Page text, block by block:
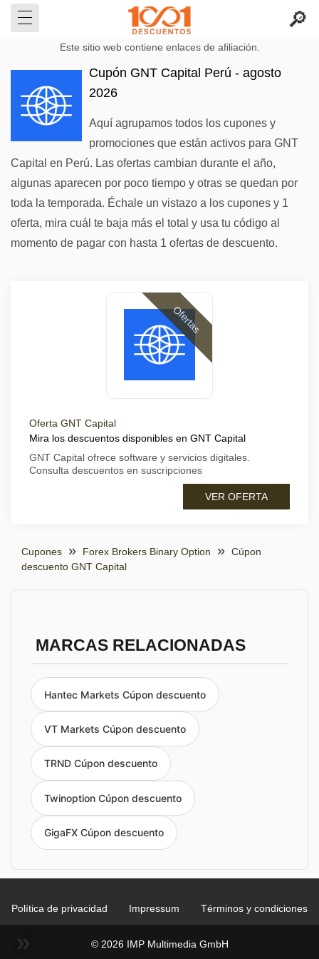
Este sitio web contiene enlaces de afiliación.
Cupón GNT Capital Perú - agosto
2026
Aquí agrupamos todos los cupones y
promociones que están activos para GNT
Capital en Perú. Las ofertas cambian durante el año,
algunas aparecen por poco tiempo y otras se quedan por
toda la temporada. Échale un vistazo a los cupones y 1
oferta, mira cuál te baja más el total y usa tu código al
momento de pagar con hasta 1 ofertas de descuento.
Ofertas
Oferta GNT Capital
Mira los descuentos disponibles en GNT Capital
GNT Capital ofrece software y servicios digitales.
Consulta descuentos en suscripciones
VER OFERTA
Cupones Forex Brokers Binary Option
Cúpon
descuento GNT Capital
MARCAS RELACIONADAS
Hantec Markets Cúpon descuento
VT Markets Cúpon descuento
TRND Cúpon descuento
Twinoption Cúpon descuento
GigaFX Cúpon descuento
Política de privacidad Impressum Términos y condiciones
© 2026 IMP Multimedia GmbH